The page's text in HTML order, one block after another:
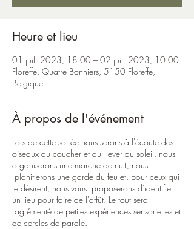
Heure et lieu
01 juil. 2023, 18:00 – 02 juil. 2023, 10:00
Floreffe, Quatre Bonniers, 5150 Floreffe,
Belgique
À propos de l'événement
Lors de cette soirée nous serons à l'écoute des
oiseaux au coucher et au lever du soleil, nous
organiserons une marche de nuit, nous
planifierons une garde du feu et, pour ceux qui
le désirent, nous vous proposerons d'identifier
un lieu pour faire de l'affût. Le tout sera
agrémenté de petites expériences sensorielles et
de cercles de parole.